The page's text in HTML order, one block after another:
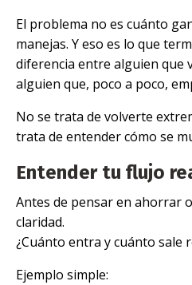
El problema no es cuánto
manejas. Y eso es lo que
diferencia entre alguien que
alguien que, poco a poco,
No se trata de volverte
trata de entender cómo se
Entender tu flujo
Antes de pensar en ahorrar
claridad.
¿Cuánto entra y cuánto sale
Ejemplo simple: